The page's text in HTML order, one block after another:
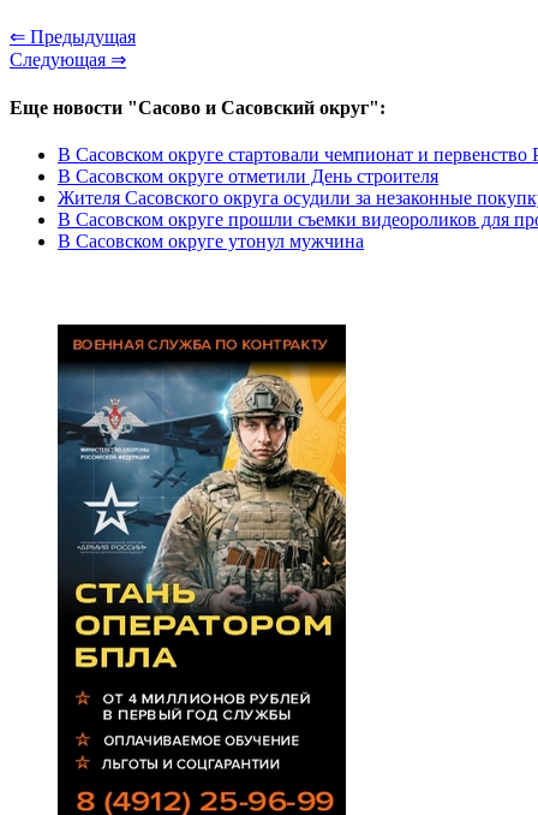
⇐ Предыдущая
Следующая ⇒
Еще новости "Сасово и Сасовский округ":
В Сасовском округе стартовали чемпионат и первенство
В Сасовском округе отметили День строителя
Жителя Сасовского округа осудили за незаконные
В Сасовском округе прошли съемки видеороликов для
В Сасовском округе утонул мужчина